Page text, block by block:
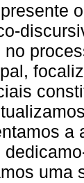
no
a
uma